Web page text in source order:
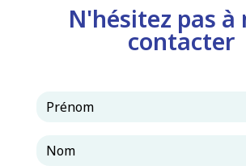
N'hésitez pas à
contacter